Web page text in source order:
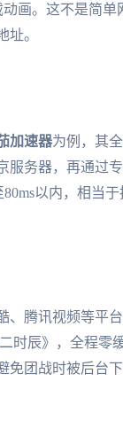
画。这不是简
址。
加速器为例，其
务器，再通过
以内，相当
腾讯视频等平
时辰》，全程零
团战时被后台下